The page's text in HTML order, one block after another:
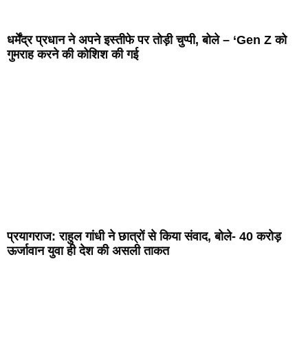
धर्मेंद्र प्रधान ने अपने इस्तीफे पर तोड़ी चुप्पी, बोले – ‘Gen Z को
गुमराह करने की कोशिश की गई
प्रयागराज: राहुल गांधी ने छात्रों से किया संवाद, बोले- 40 करोड़
ऊर्जावान युवा ही देश की असली ताकत